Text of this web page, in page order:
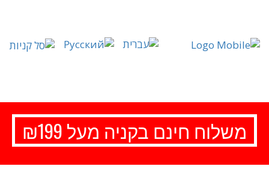
משלוח חינם בקניה מעל ₪199